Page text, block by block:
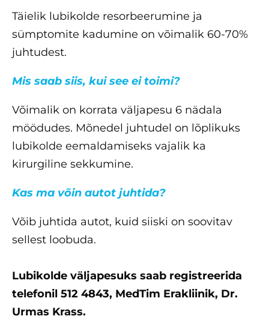
Täielik lubikolde resorbeerumine ja
sümptomite kadumine on võimalik 60-70%
juhtudest.
Mis saab siis, kui see ei toimi?
Võimalik on korrata väljapesu 6 nädala
möödudes. Mõnedel juhtudel on lõplikuks
lubikolde eemaldamiseks vajalik ka
kirurgiline sekkumine.
Kas ma võin autot juhtida?
Võib juhtida autot, kuid siiski on soovitav
sellest loobuda.
Lubikolde väljapesuks saab registreerida
telefonil 512 4843, MedTim Erakliinik, Dr.
Urmas Krass.